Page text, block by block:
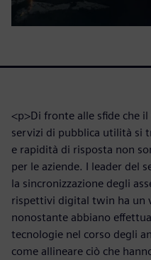
<p>Di fronte alle sfide che
servizi di pubblica utilità si
e rapidità di risposta non
per le aziende. I leader del
la sincronizzazione degli
rispettivi digital twin ha un
nonostante abbiano
tecnologie nel corso degli
come allineare ciò che